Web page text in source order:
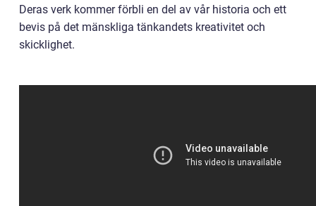
Deras verk kommer förbli en del av vår historia och ett
bevis på det mänskliga tänkandets kreativitet och
skicklighet.